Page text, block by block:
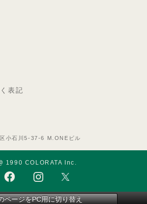
表記
小石川5-37-6 M.ONEビル
1990 COLORATA Inc.
ページをPC用に切り替え